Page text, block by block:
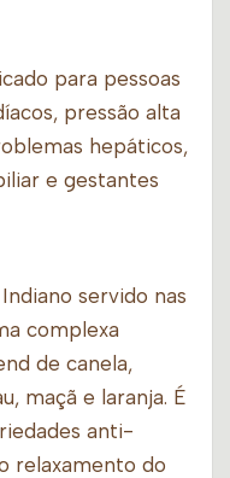
para pessoas
pressão alta
hepáticos,
e gestantes
servido nas
complexa
de canela,
maçã e laranja. É
anti-
relaxamento do